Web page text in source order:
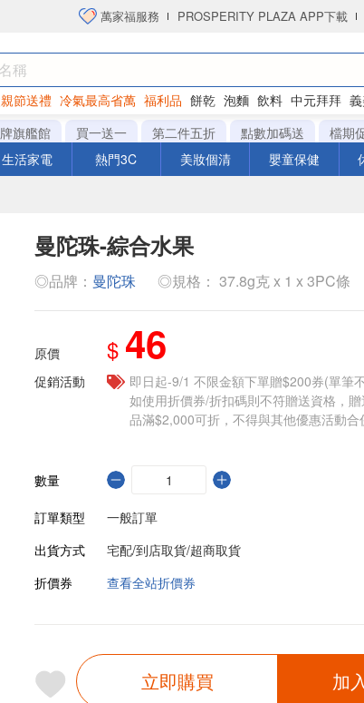
萬家福服務 PROSPERITY PLAZA APP下載
節送禮 冷氣最高省萬 福利品 餅乾 泡麵 飲料 中元拜拜
旗艦館 買一送一 第二件五折 點數加碼送 檔期
生活家電 熱門3C 美妝個清 嬰童保健
曼陀珠-綜合水果
◎品牌： 曼陀珠 ◎規格： 37.8g克 x 1 x 3PC條
原價 $ 46
促銷活動
即日起-9/1 不限金額下單贈$200券(單筆
如使用折價券/折扣碼則不符贈送資格，
品滿$2,000可折，不得與其他優惠活動合
數量
訂單類型
一般訂單
出貨方式
宅配/到店取貨/超商取貨
折價券
查看全站折價券
立即購買 加